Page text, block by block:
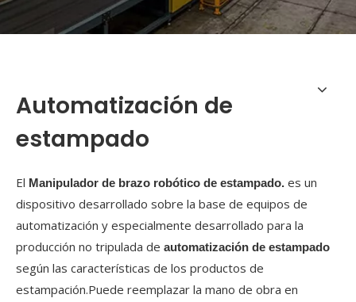
Automatización de
estampado
El Manipulador de brazo robótico de estampado. es un
dispositivo desarrollado sobre la base de equipos de
automatización y especialmente desarrollado para la
producción no tripulada de automatización de estampado
según las características de los productos de
estampación.Puede reemplazar la mano de obra en